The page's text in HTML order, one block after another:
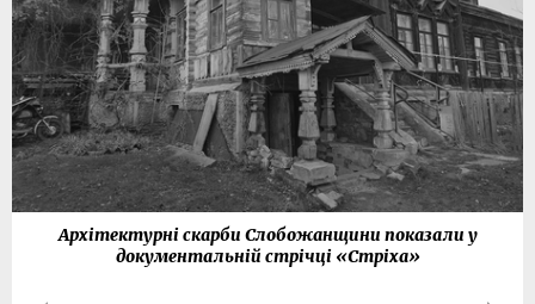
Архітектурні скарби Слобожанщини показали у
документальній стрічці «Стріха»